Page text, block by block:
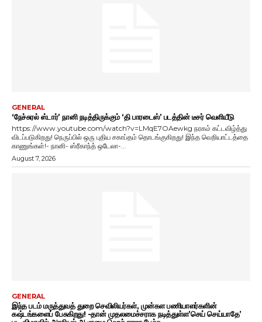
GENERAL
‘நேச்சுரல் ஸ்டார்’ நானி நடித்திருக்கும் ‘தி பாரடைஸ்’ படத்தின் டீசர் வெளியீடு
https://www.youtube.com/watch?v=LMqE7OAewkg நரகம் கட்டவிழ்த்து
விடப்படுகிறது! நெருப்பில் ஒரு புதிய சகாப்தம் தொடங்குகிறது! இந்த வெறியாட்டத்தை
காணுங்கள்!- நானி- ஸ்ரீகாந்த் ஒடேலா-...
August 7, 2026
GENERAL
இந்த படம் மருத்துவத் துறை செவிலியர்கள், முன்கள பணியாளர்களின்
கஷ்டங்களைப் பேசுகிறது! -தான் முதலமைச்சராக நடித்துள்ள’செய் செய்யாதே’